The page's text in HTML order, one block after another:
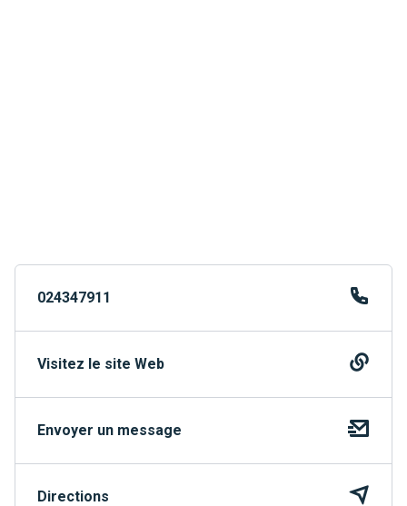
024347911
Visitez le site Web
Envoyer un message
Directions